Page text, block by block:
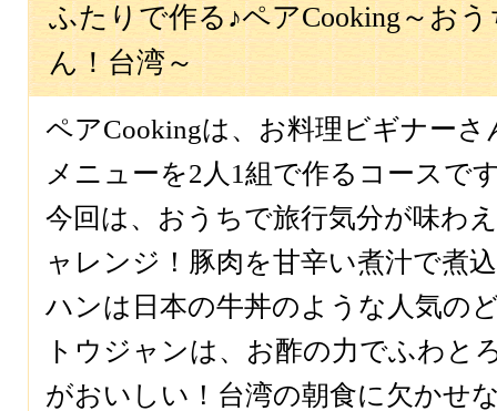
ふたりで作る♪ペアCooking～お
ん！台湾～
ペアCookingは、お料理ビギナー
メニューを2人1組で作るコースで
今回は、おうちで旅行気分が味わ
ャレンジ！豚肉を甘辛い煮汁で煮
ハンは日本の牛丼のような人気の
トウジャンは、お酢の力でふわと
がおいしい！台湾の朝食に欠かせ